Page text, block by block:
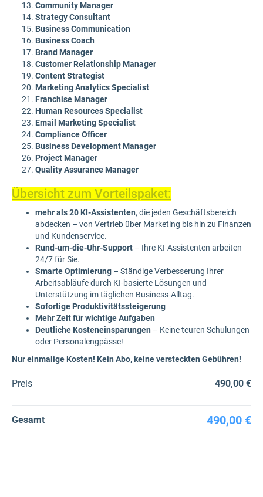
Community Manager
Strategy Consultant
Business Communication
Business Coach
Brand Manager
Customer Relationship Manager
Content Strategist
Marketing Analytics Specialist
Franchise Manager
Human Resources Specialist
Email Marketing Specialist
Compliance Officer
Business Development Manager
Project Manager
Quality Assurance Manager
Übersicht zum Vorteilspaket:
mehr als 20 KI-Assistenten, die jeden Geschäftsbereich
abdecken – von Vertrieb über Marketing bis hin zu Finanzen
und Kundenservice.
Rund-um-die-Uhr-Support – Ihre KI-Assistenten arbeiten
24/7 für Sie.
Smarte Optimierung – Ständige Verbesserung Ihrer
Arbeitsabläufe durch KI-basierte Lösungen und
Unterstützung im täglichen Business-Alltag.
Sofortige Produktivitätssteigerung
Mehr Zeit für wichtige Aufgaben
Deutliche Kosteneinsparungen – Keine teuren Schulungen
oder Personalengpässe!
Nur einmalige Kosten! Kein Abo, keine versteckten Gebühren!
Preis 490,00 €
Gesamt 490,00 €